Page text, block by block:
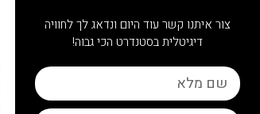
צור איתנו קשר עוד היום ונדאג לך לחוויה
דיגיטלית בסטנדרט הכי גבוה!